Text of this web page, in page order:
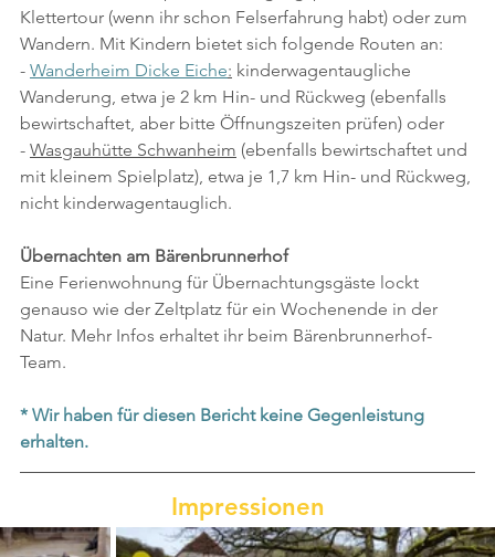
Klettertour (wenn ihr schon Felserfahrung habt) oder zum
Wandern. Mit Kindern bietet sich folgende Routen an:
- Wanderheim Dicke Eiche: kinderwagentaugliche
Wanderung, etwa je 2 km Hin- und Rückweg (ebenfalls
bewirtschaftet, aber bitte Öffnungszeiten prüfen) oder
- Wasgauhütte Schwanheim (ebenfalls bewirtschaftet und
mit kleinem Spielplatz), etwa je 1,7 km Hin- und Rückweg,
nicht kinderwagentauglich.
Übernachten am Bärenbrunnerhof
Eine Ferienwohnung für Übernachtungsgäste lockt
genauso wie der Zeltplatz für ein Wochenende in der
Natur. Mehr Infos erhaltet ihr beim Bärenbrunnerhof-
Team.
* Wir haben für diesen Bericht keine Gegenleistung
erhalten.
Impressionen